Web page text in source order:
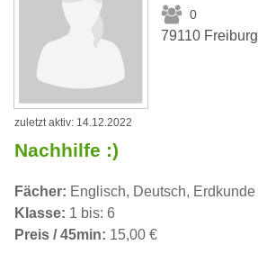
0
79110 Freiburg
zuletzt aktiv: 14.12.2022
Nachhilfe :)
Fächer: Englisch, Deutsch, Erdkunde
Klasse: 1 bis: 6
Preis / 45min: 15,00 €